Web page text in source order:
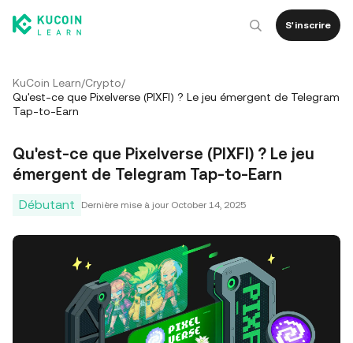
S'inscrire
KuCoin Learn/Crypto/
Qu'est-ce que Pixelverse (PIXFI) ? Le jeu émergent de Telegram
Tap-to-Earn
Qu'est-ce que Pixelverse (PIXFI) ? Le jeu
émergent de Telegram Tap-to-Earn
Débutant Dernière mise à jour October 14, 2025